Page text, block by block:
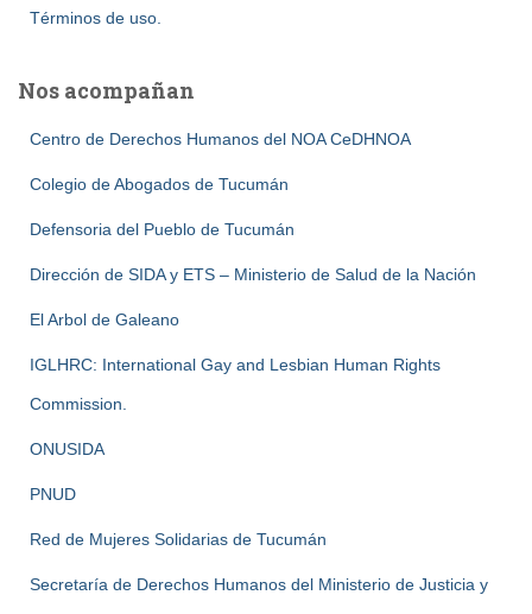
Términos de uso.
Nos acompañan
Centro de Derechos Humanos del NOA CeDHNOA
Colegio de Abogados de Tucumán
Defensoria del Pueblo de Tucumán
Dirección de SIDA y ETS – Ministerio de Salud de la Nación
El Arbol de Galeano
IGLHRC: International Gay and Lesbian Human Rights
Commission.
ONUSIDA
PNUD
Red de Mujeres Solidarias de Tucumán
Secretaría de Derechos Humanos del Ministerio de Justicia y